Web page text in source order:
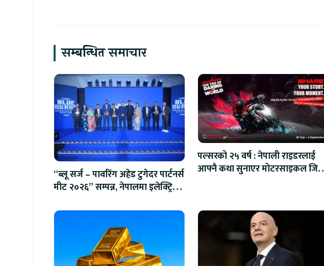
सम्बन्धित समाचार
“ब्लू सर्ज – पावरिंग अहेड टुगेदर पार्टनर्स
मीट २०२६” सम्पन्न, नेपालमा इलेक्ट्रिक
पल्सरको २५ वर्ष : नेपाली राइडरलाई
आफ्नै कथा सुनाएर मोटरसाइकल जित्ने